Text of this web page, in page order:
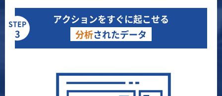
STEP
3
アクションをすぐに起こせる
分析されたデータ